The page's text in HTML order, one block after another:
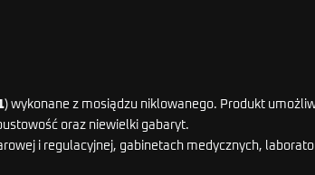
) wykonane z mosiądzu niklowanego. Produkt
oraz niewielki gabaryt.
i regulacyjnej, gabinetach medycznych,